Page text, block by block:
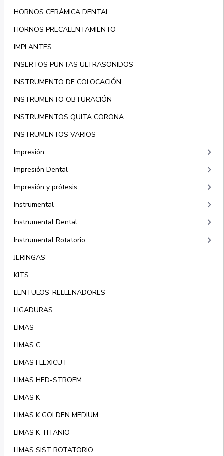
HORNOS CERÁMICA DENTAL
HORNOS PRECALENTAMIENTO
IMPLANTES
INSERTOS PUNTAS ULTRASONIDOS
INSTRUMENTO DE COLOCACIÓN
INSTRUMENTO OBTURACIÓN
INSTRUMENTOS QUITA CORONA
INSTRUMENTOS VARIOS
Impresión
keyboard_arrow_right
Impresión Dental keyboard_arrow_right
Impresión y prótesis keyboard_arrow_right
Instrumental keyboard_arrow_right
Instrumental Dental keyboard_arrow_right
Instrumental Rotatorio keyboard_arrow_right
JERINGAS
KITS
LENTULOS-RELLENADORES
LIGADURAS
LIMAS
LIMAS C
LIMAS FLEXICUT
LIMAS HED-STROEM
LIMAS K
LIMAS K GOLDEN MEDIUM
LIMAS K TITANIO
LIMAS SIST ROTATORIO